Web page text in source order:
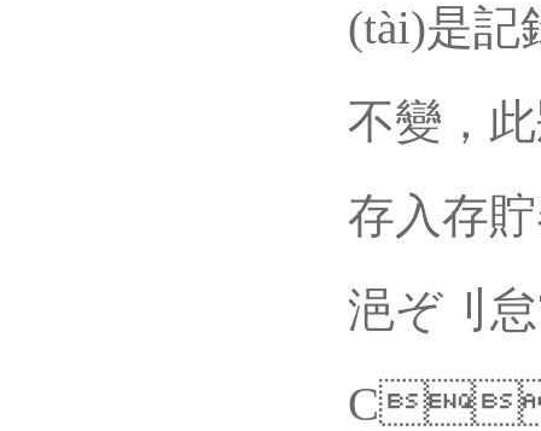
(tài)是記
不變
存入存
浥ぞ刂怠
C